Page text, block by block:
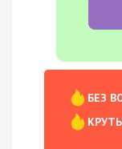
БЕЗ